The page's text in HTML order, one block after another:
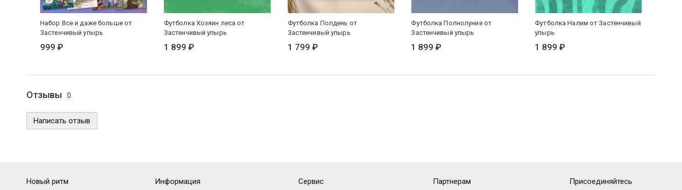
Набор Все и даже больше от
Застенчивый упырь
999 ₽
Футболка Хозяин леса от
Застенчивый упырь
1 899 ₽
Футболка Полдень от
Застенчивый упырь
1 799 ₽
Футболка Полнолуние от
Застенчивый упырь
1 899 ₽
Футболка Налим от Застенчивый
упырь
1 899 ₽
Отзывы 0
Написать отзыв
Новый ритм Информация Сервис Партнерам Присоединяйтесь